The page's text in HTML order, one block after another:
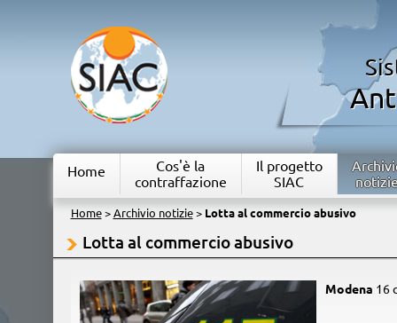
Home
Cos'è la
contraffazione
Il progetto
SIAC
Home> Archivio notizie> Lotta al commercio abusivo
Lotta al commercio abusivo
Modena 16